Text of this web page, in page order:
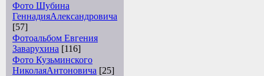
Фото Шубина
ГеннадияАлександровича
[57]
Фотоальбом Евгения
Заварухина [116]
Фото Кузьминского
НиколаяАнтоновича [25]